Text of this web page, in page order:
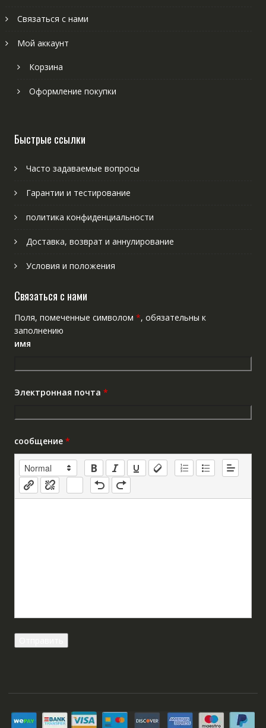
Связаться с нами
Мой аккаунт
Корзина
Оформление покупки
Быстрые ссылки
Часто задаваемые вопросы
Гарантии и тестирование
политика конфиденциальности
Доставка, возврат и аннулирование
Условия и положения
Связаться с нами
Поля, помеченные символом *, обязательны к
заполнению
имя
Электронная почта *
сообщение *